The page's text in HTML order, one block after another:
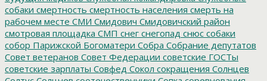
собаки смертность смертность населения смерть на
рабочем месте СМИ Смидович Смидовичский район
смотровая площадка СМП снег снегопад снюс собаки
собор Парижской Богоматери Собра Собрание депутатов
Совет ветеранов Совет Федерации советские ГОСТы
советские зарплаты Совфед Сокол сокращения Солнцев